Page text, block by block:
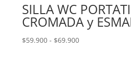
SILLA WC
CROMADA y
$59.900 - $69.900Rango